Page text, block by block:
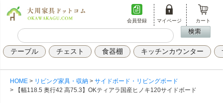
会員登録 マイページ カート
テーブル チェスト 食器棚 キッチンカウンター
HOME リビング家具・収納
サイドボード・リビングボード
【幅118.5 奥行42 高75.3】OKティアラ国産ヒノキ120サイドボード